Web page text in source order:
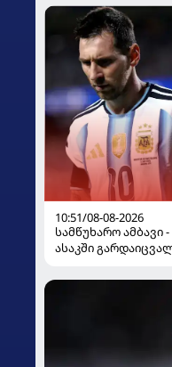
10:51/08-08-2026
სამწუხარო ამბავი
ასაკში